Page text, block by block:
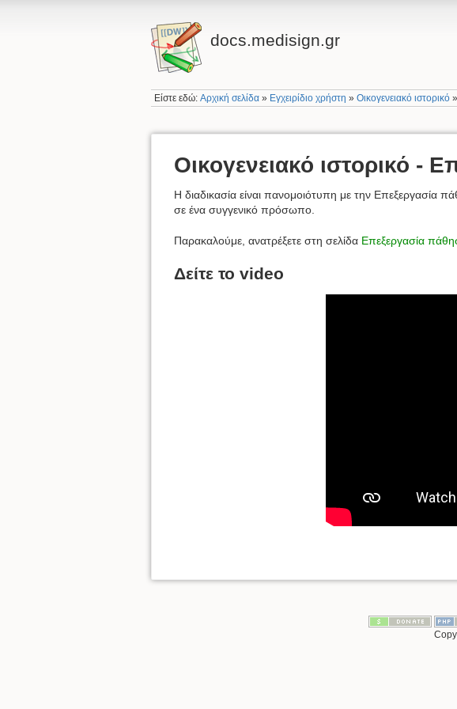
docs.medisign.gr
Είστε εδώ:Αρχική σελίδα » Εγχειρίδιο χρήστη »Οικογενειακό ιστορικό
Οικογενειακό ιστορικό -
Η διαδικασία είναι πανομοιότυπη με την Επεξεργασία
σε ένα συγγενικό πρόσωπο.
Παρακαλούμε, ανατρέξετε στη σελίδα Επεξεργασία
Δείτε το video